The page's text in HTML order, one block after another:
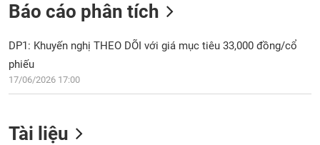
Báo cáo phân tích
DP1: Khuyến nghị THEO DÕI với giá mục tiêu 33,000 đồng/cổ
phiếu
17/06/2026 17:00
Tài liệu